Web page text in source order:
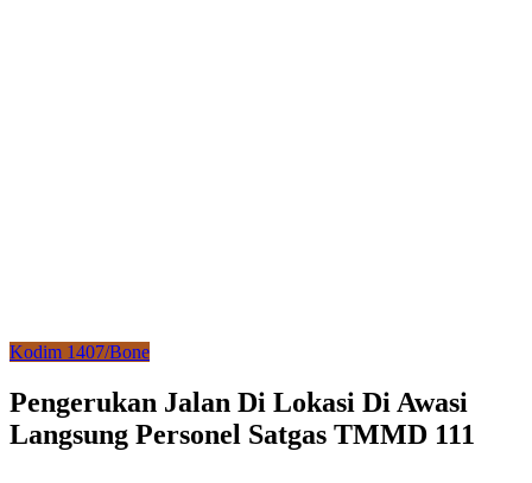
Kodim 1407/Bone
Pengerukan Jalan Di Lokasi Di Awasi
Langsung Personel Satgas TMMD 111